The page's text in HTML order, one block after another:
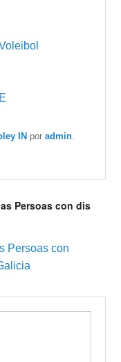
IN poradmin
Persoas con dis
Persoas con